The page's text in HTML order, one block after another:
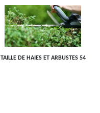
TAILLE DE HAIES ET ARBUSTES 54